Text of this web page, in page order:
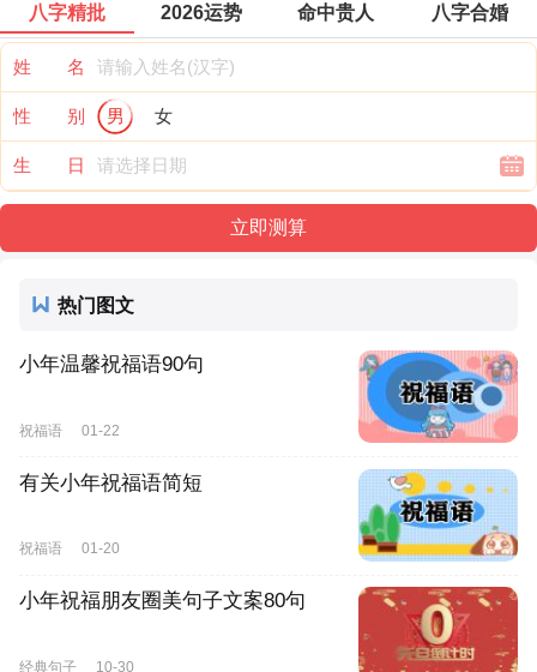
八字精批 2026运势 命中贵人 八字合婚
姓 名
性 别 男 女
生 日
热门图文
小年温馨祝福语90句
祝福语 01-22
有关小年祝福语简短
祝福语 01-20
小年祝福朋友圈美句子文案80句
经典句子 10-30